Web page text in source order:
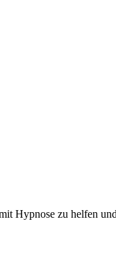
Hypnose zu helfen